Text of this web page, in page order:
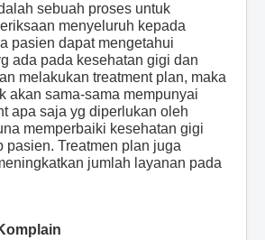
sebuah proses untuk
menyeluruh kepada
pasien dapat mengetahui
ada pada kesehatan gigi dan
melakukan treatment plan, maka
akan sama-sama mempunyai
apa saja yg diperlukan oleh
memperbaiki kesehatan gigi
pasien. Treatmen plan juga
jumlah layanan pada